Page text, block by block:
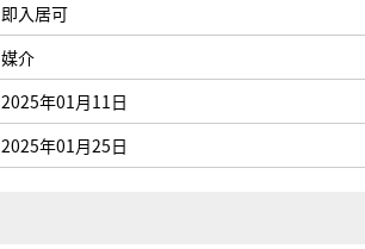
即入居可
媒介
2025年01月11日
2025年01月25日